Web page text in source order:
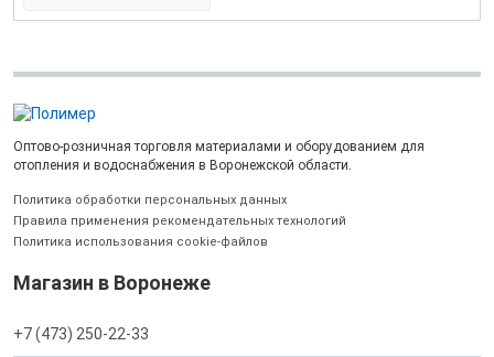
Оптово-розничная торговля материалами и оборудованием для
отопления и водоснабжения в Воронежской области.
Политика обработки персональных данных
Правила применения рекомендательных технологий
Политика использования cookie-файлов
Магазин в Воронеже
+7 (473) 250-22-33